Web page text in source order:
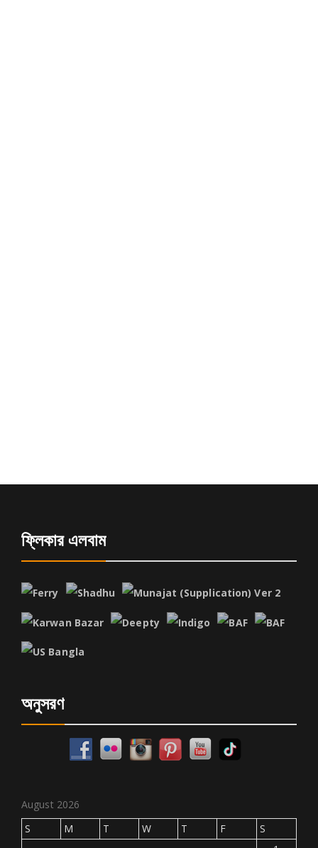
ফ্লিকার এলবাম
অনুসরণ
August 2026
S
M T W T F
S